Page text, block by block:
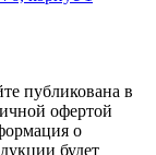
публикована в
офертой
о
будет